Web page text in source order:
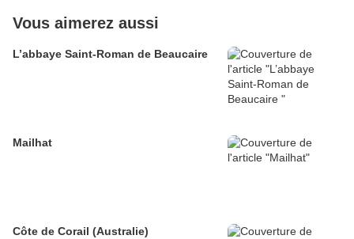
Vous aimerez aussi
L’abbaye Saint-Roman de Beaucaire
Mailhat
Côte de Corail (Australie)